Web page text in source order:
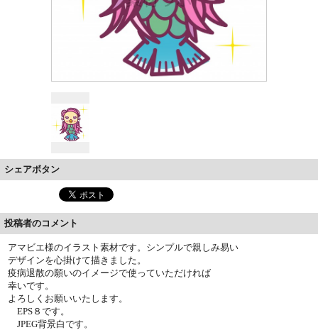
シェアボタン
投稿者のコメント
アマビエ様のイラスト素材です。シンプルで親しみ易い
デザインを心掛けて描きました。
疫病退散の願いのイメージで使っていただければ
幸いです。
よろしくお願いいたします。
EPS８です。
JPEG背景白です。